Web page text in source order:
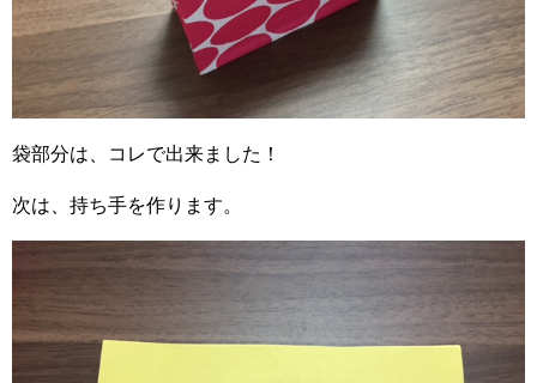
袋部分は、コレで出来ました！
次は、持ち手を作ります。